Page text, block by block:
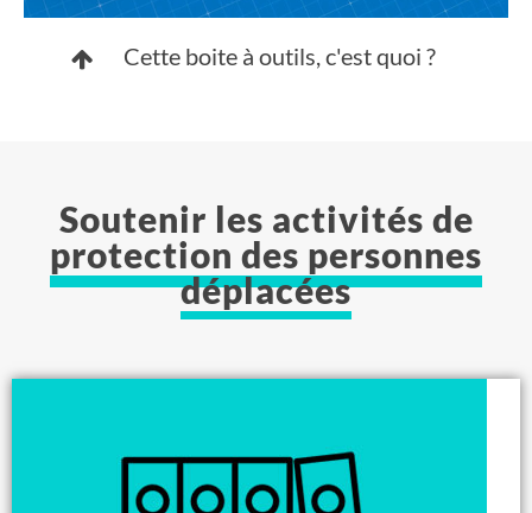
Cette boite à outils, c'est quoi ?
Soutenir les activités de
protection des personnes
déplacées